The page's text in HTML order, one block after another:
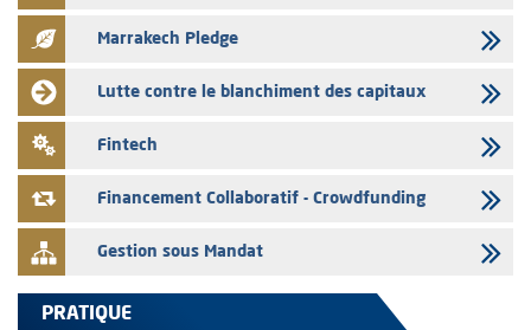
émetteurs en date du 3 août 2026
03/08/2026
Liste des agréments et visas d'OPCVM accordés par l'AMMC pour le
mois de juillet 2026
03/08/2026
L' AMMC publie les indicateurs mensuels du marché des capitaux pour
le mois de Juin 2026
Marrakech Pledge
Lutte contre le blanchiment des capitaux
Fintech
Financement Collaboratif - Crowdfunding
Gestion sous Mandat
PRATIQUE